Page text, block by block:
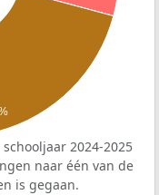
2024-2025
naar één van de
is gegaan.